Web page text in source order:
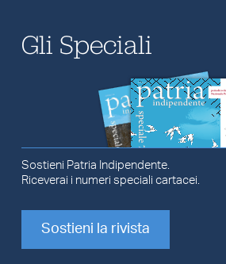
Gli Speciali
Sostieni Patria Indipendente.
Riceverai i numeri speciali cartacei.
Sostieni la rivista